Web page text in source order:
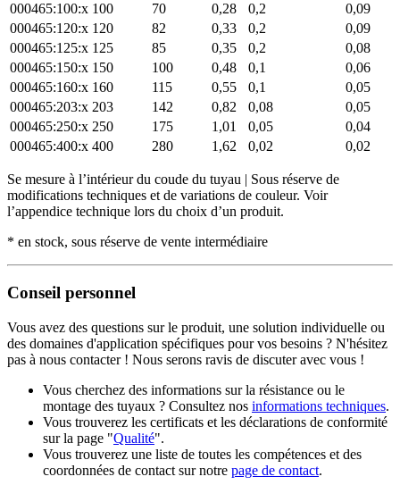
000465:100:x 100 70 0,28 0,2
0,09
000465:120:x 120 82 0,33 0,2
0,09
000465:125:x 125 85 0,35 0,2
0,08
000465:150:x 150 100 0,48 0,1
0,06
000465:160:x 160 115 0,55 0,1
0,05
000465:203:x 203 142 0,82 0,08
0,05
000465:250:x 250 175 1,01 0,05
0,04
000465:400:x 400 280 1,62 0,02 0,02
Se mesure à l’intérieur du coude du tuyau | Sous réserve de
modifications techniques et de variations de couleur. Voir
l’appendice technique lors du choix d’un produit.
* en stock, sous réserve de vente intermédiaire
Conseil personnel
Vous avez des questions sur le produit, une solution individuelle ou
des domaines d'application spécifiques pour vos besoins ? N'hésitez
pas à nous contacter ! Nous serons ravis de discuter avec vous !
Vous cherchez des informations sur la résistance ou le
montage des tuyaux ? Consultez nos informations techniques.
Vous trouverez les certificats et les déclarations de conformité
sur la page "Qualité".
Vous trouverez une liste de toutes les compétences et des
coordonnées de contact sur notre page de contact.